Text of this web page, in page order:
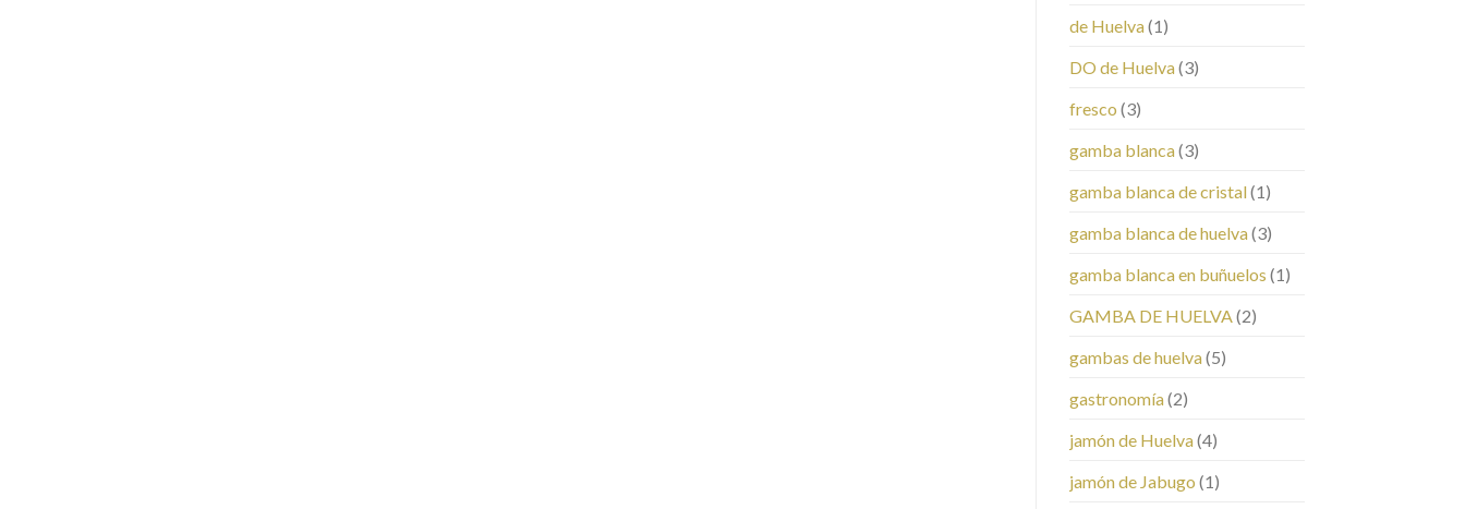
de Huelva(1)
DO de Huelva(3)
fresco (3)
gamba blanca(3)
gamba blanca de cristal(1)
gamba blanca de huelva(3)
gamba blanca en buñuelos (1)
GAMBA DE HUELVA(2)
gambas de huelva(5)
gastronomía(2)
jamón de Huelva(4)
jamón de Jabugo (1)